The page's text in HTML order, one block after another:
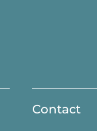
Contact